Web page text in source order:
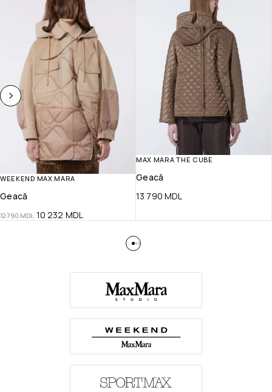
WEEKEND MAX MARA
Geacă
12 790MDL 10 232 MDL
MAX MARA THE CUBE
Geacă
13 790 MDL